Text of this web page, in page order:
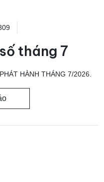
tháng 7
HÀNH THÁNG 7/2026.